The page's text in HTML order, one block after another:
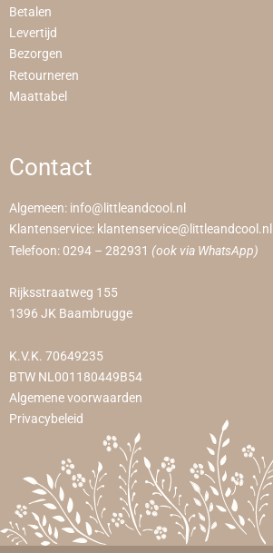
Betalen
Levertijd
Bezorgen
Retourneren
Maattabel
Contact
Algemeen: info@littleandcool.nl
Klantenservice: klantenservice@littleandcool.nl
Telefoon: 0294 – 282931 (ook via WhatsApp)
Rijksstraatweg 155
1396 JK Baambrugge
K.V.K. 70649235
BTW NL001180449B54
Algemene voorwaarden
Privacybeleid